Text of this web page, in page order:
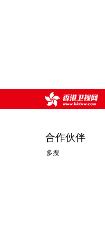
合作伙伴
多搜